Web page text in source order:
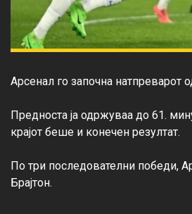
Арсенал го започна натпреварот
Предноста ја одржуваа до 61.
крајот беше и конечен резултат.
По три последователни победи,
Брајтон.